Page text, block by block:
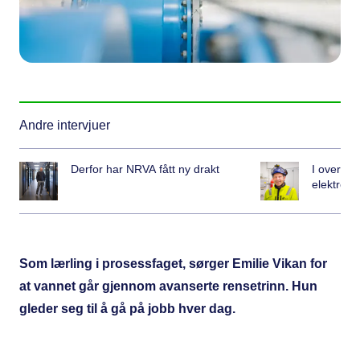
Andre intervjuer
Derfor har NRVA fått ny drakt
I over
elektro i
Som lærling i prosessfaget, sørger Emilie Vikan for
at vannet går gjennom avanserte rensetrinn. Hun
gleder seg til å gå på jobb hver dag.